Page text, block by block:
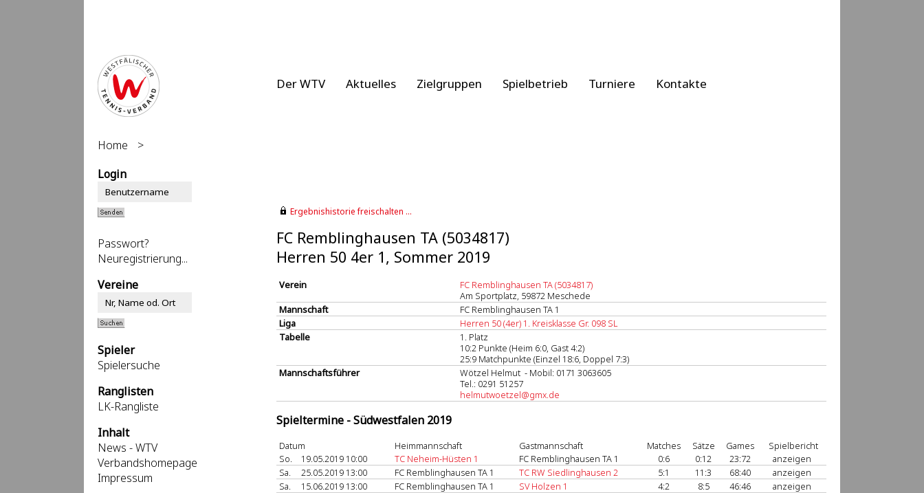
Der WTV Aktuelles Zielgruppen Spielbetrieb Turniere Kontakte
Home
>
Login
Passwort?
Neuregistrierung...
Vereine
Spieler
Spielersuche
Ranglisten
LK-Rangliste
Inhalt
News - WTV
Verbandshomepage
Impressum
Ergebnishistorie freischalten ...
FC Remblinghausen TA (5034817)
Herren 50 4er 1, Sommer 2019
Verein
FC Remblinghausen TA (5034817)
Am Sportplatz, 59872 Meschede
Mannschaft
FC Remblinghausen TA 1
Liga
Herren 50 (4er) 1. Kreisklasse Gr. 098 SL
Tabelle
1. Platz
10:2 Punkte (Heim 6:0, Gast 4:2)
25:9 Matchpunkte (Einzel 18:6, Doppel 7:3)
Mannschaftsführer
Wötzel Helmut - Mobil: 0171 3063605
Tel.: 0291 51257
helmutwoetzel@gmx.de
Spieltermine - Südwestfalen 2019
Datum Heimmannschaft Gastmannschaft Matches Sätze Games
Spielbericht
So.
19.05.2019 10:00 TC Neheim-Hüsten 1 FC Remblinghausen TA 1 0:6 0:12 23:72
anzeigen
Sa.
25.05.2019 13:00 FC Remblinghausen TA 1 TC RW Siedlinghausen 2 5:1 11:3 68:40
anzeigen
Sa.
15.06.2019 13:00 FC Remblinghausen TA 1 SV Holzen 1 4:2 8:5 46:46
anzeigen